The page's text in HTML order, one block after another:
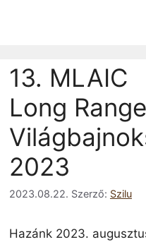
13. MLAIC
Long Range
2023
2023.08.22. Szerző: Szilu
Hazánk 2023.